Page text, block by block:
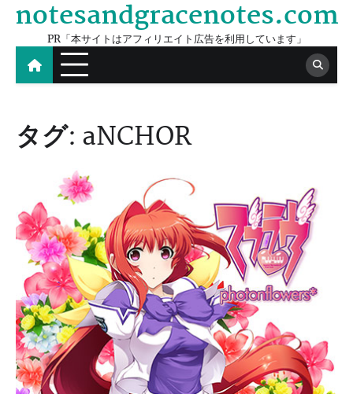
Skip
content
notesandgracenotes.com
PR「本サイトはアフィリエイト広告を利用しています」
タグ: aNCHOR